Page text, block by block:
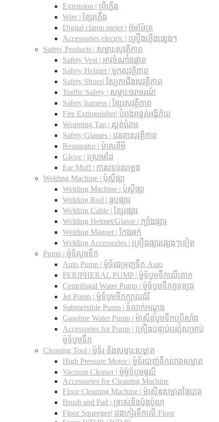
Extension | ព្រីភ្លើង
Wire | ខ្សែរភ្លើង
Digital clamp meter | អ៊ូមម៉ែត្រ
Accessories electric | គ្រឿងភ្លើងផ្សេងៗ
Safety Products | សម្ភារ:សុវត្ថិភាព
Safety Vest | អាវចំណាំងផ្លាត
Safety Helmet | មួកសុវត្ថិភាព
Safety Shoes| ស្បែកជើងសុវត្ថិភាព
Traffic Safety​ | សម្ភារ:ចរាចរណ៍
Safety harness | ខ្សែរសុវត្ថិភាព
Fire Extinguisher| បំពង់ពន្លត់អង្គីភ័យ
Wearning Tap | ស្គត់បំរាម
Safety Glasses | វេនតាសុវត្ថិភាព
Resparator | ម៉ាសគីមី
Glove | ស្រោមដៃ
Ear Muff | កាសទប់សម្លេង
Welding Machine | ប៉ុស្តិ៍ផ្សា
Welding Machine | ប៉ុស្តិ៍ផ្សា
Welding Rod | ធូបផ្សារ
Welding Cable | ខ្សែរផ្សារ
Welding Helmet/Glasse | ក្បាំងផ្សារ
Welding Magnet | កែងឆក់
Welding Accessories | គ្រឿងផ្សារផ្សេងៗទៀត
Pump | ម៉ូទ័របូមទឹក
Auto Pump | ម៉ូទ័រជម្រុញទឹក Auto
PERIPHERAL PUMP | ម៉ូទ័បូមទឹកលើគោក
Centrifugal Water Pump | ម៉ូទ័បូមទឹកគូទខ្យង
Jet Pump | ម៉ូទ័បូមទឹកក្បាលដំរី
Submersible Pump | ទំលាក់អណ្តូង
Gasoline Water Pump | ម៉ាស៊ីនបូមទឹកប្រើសាំង
Accessories for Pump | គ្រឿងបន្ទាប់បន្សំសម្រាប់
ម៉ូទ័បូមទឹក
Cleaning Tool | ម៉ូទ័រ និងសម្ភារ:សម្អាត
High Pressure Motor | ម៉ូទ័របាញ់ទឹកលាងសម្អាត
Vacuum Cleaner | ម៉ូម៉ូទ័បូមធូលី
Accessories for Cleaning Machine
Floor Cleaning Machine | ម៉ាស៊ីនសម្អាតផ្ទៃបាត
Brush and Pad | ច្រាស់និងប៉ុងប៉ូលា
Floor Squeegee| ដងកៀរទឺកលើ Floor